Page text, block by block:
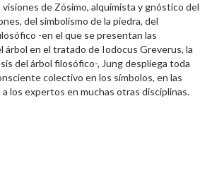
de Zósimo, alquimista y gnóstico del
del simbolismo de la piedra, del
-en el que se presentan las
árbol en el tratado de Iodocus Greverus, la
del árbol filosófico-, Jung despliega toda
colectivo en los símbolos, en las
los expertos en muchas otras disciplinas.